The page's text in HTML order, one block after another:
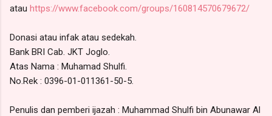
atau https://www.facebook.com/groups/160814570679672/
Donasi atau infak atau sedekah.
Bank BRI Cab. JKT Joglo.
Atas Nama : Muhamad Shulfi.
No.Rek : 0396-01-011361-50-5.
Penulis dan pemberi ijazah : Muhammad Shulfi bin Abunawar Al